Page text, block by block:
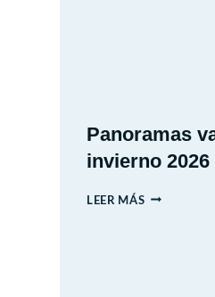
Panoramas
invierno 2026
LEER MÁS